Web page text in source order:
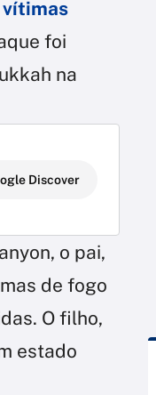
vítimas
foi
na
Discover
o pai,
de fogo
O filho,
estado